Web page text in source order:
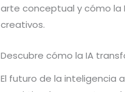
arte conceptual y cómo la
creativos.
Descubre cómo la IA
El futuro de la inteligencia